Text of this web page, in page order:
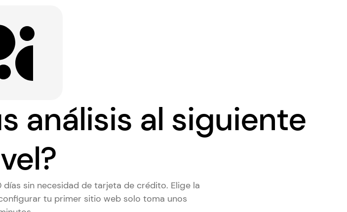
análisis al siguiente
sin necesidad de tarjeta de crédito. Elige la
tu primer sitio web solo toma unos